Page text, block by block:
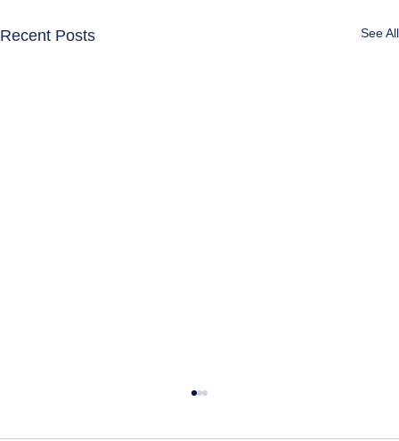
Recent Posts See All